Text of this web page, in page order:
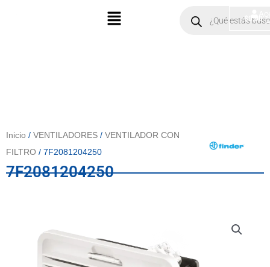
Menú
search
$0.00
Inicio / VENTILADORES / VENTILADOR CON
FILTRO / 7F2081204250
7F2081204250